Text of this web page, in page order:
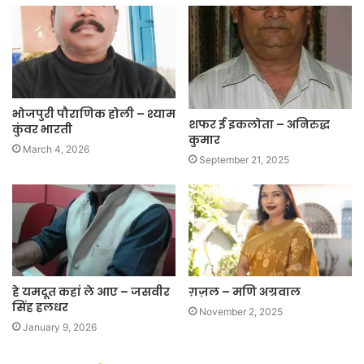
भोजपुरी पौराणिक होली – श्याम
कुंवर भारती
March 4, 2026
शफर ई इकलोता – अनिरुद्ध
कुमार
September 21, 2025
हे यमदूत कहां ले आए – जसवीर
सिंह हलधर
January 9, 2026
ग़ज़ल – मणि अग्रवाल
November 2, 2025